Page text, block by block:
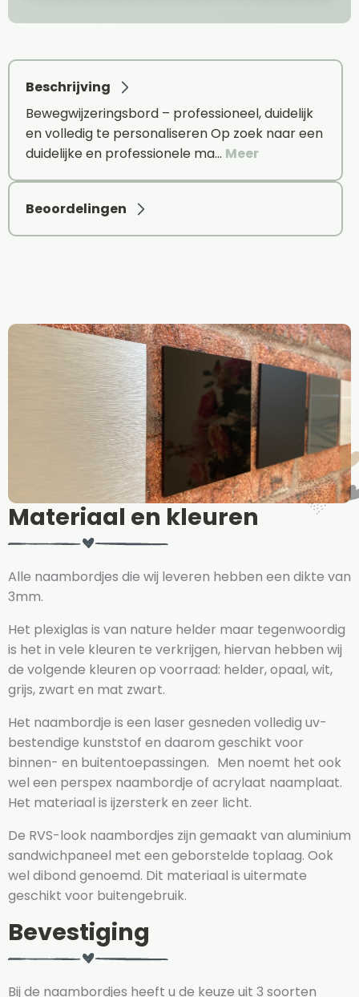
Beschrijving
Bewegwijzeringsbord – professioneel, duidelijk
en volledig te personaliseren Op zoek naar een
duidelijke en professionele ma… Meer
Beoordelingen
Materiaal en kleuren
Alle naambordjes die wij leveren hebben een dikte van
3mm.
Het plexiglas is van nature helder maar tegenwoordig
is het in vele kleuren te verkrijgen, hiervan hebben wij
de volgende kleuren op voorraad: helder, opaal, wit,
grijs, zwart en mat zwart.
Het naambordje is een laser gesneden volledig uv-
bestendige kunststof en daarom geschikt voor
binnen- en buitentoepassingen. Men noemt het ook
wel een perspex naambordje of acrylaat naamplaat.
Het materiaal is ijzersterk en zeer licht.
De RVS-look naambordjes zijn gemaakt van aluminium
sandwichpaneel met een geborstelde toplaag. Ook
wel dibond genoemd. Dit materiaal is uitermate
geschikt voor buitengebruik.
Bevestiging
Bij de naambordjes heeft u de keuze uit 3 soorten